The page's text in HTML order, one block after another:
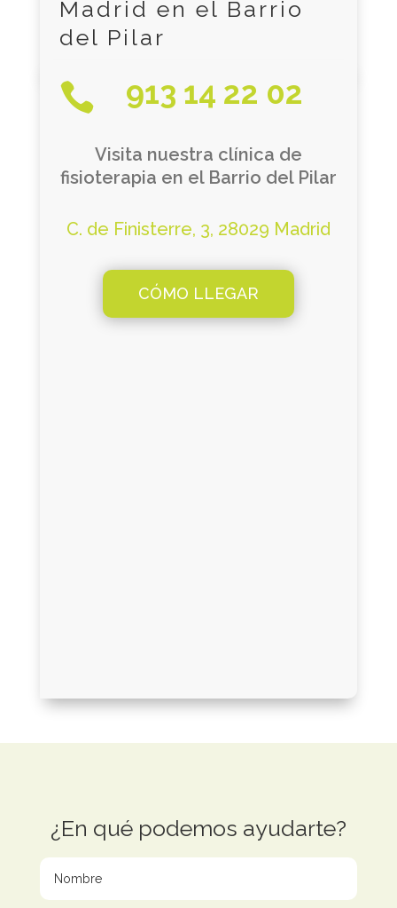
Madrid en el Barrio
del Pilar
 913 14 22 02
Visita nuestra clínica de
fisioterapia en el Barrio del Pilar
C. de Finisterre, 3, 28029 Madrid
CÓMO LLEGAR
¿En qué podemos ayudarte?